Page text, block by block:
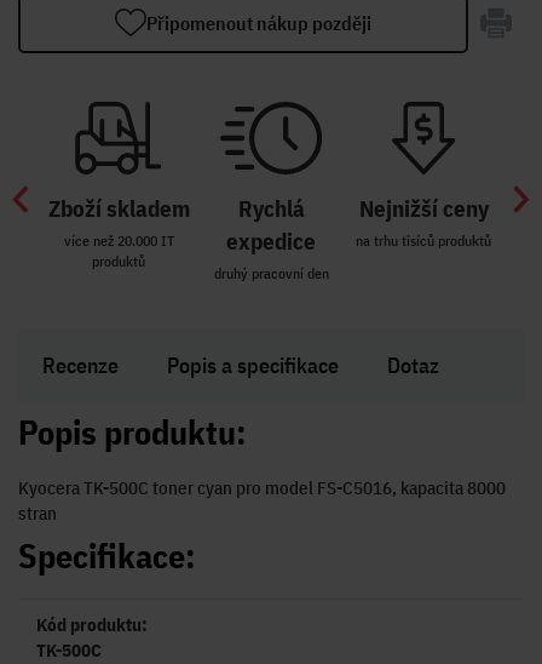
Připomenout nákup později
Zboží skladem
více než 20.000 IT
produktů
Rychlá
expedice
druhý pracovní den
Nejnižší ceny
na trhu tisíců produktů
Recenze Popis a specifikace Dotaz
Popis produktu:
Kyocera TK-500C toner cyan pro model FS-C5016, kapacita 8000
stran
Specifikace:
Kód produktu:
TK-500C